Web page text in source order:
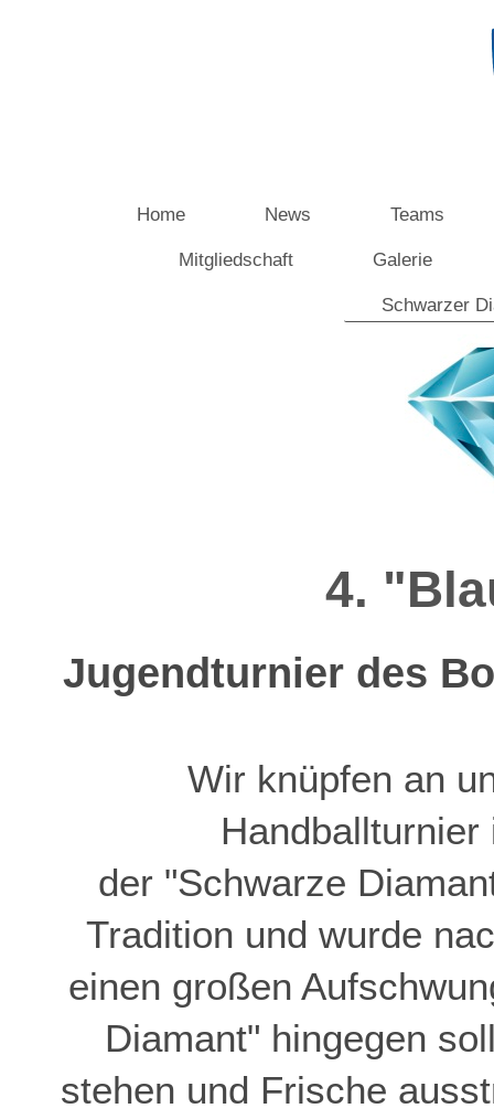
Home News Teams
Mitgliedschaft Galerie
Schwarzer
4.
Jugendturnier des
Wir knüpfen an
der "Schwarze
Tradition und wurde
einen großen
Diamant" hingegen
stehen und Frische